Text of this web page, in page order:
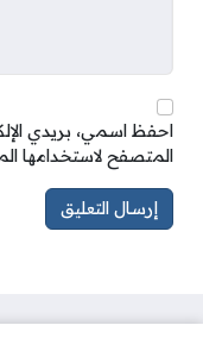
احفظ اسمي، بريدي
المتصفح لاستخدامها